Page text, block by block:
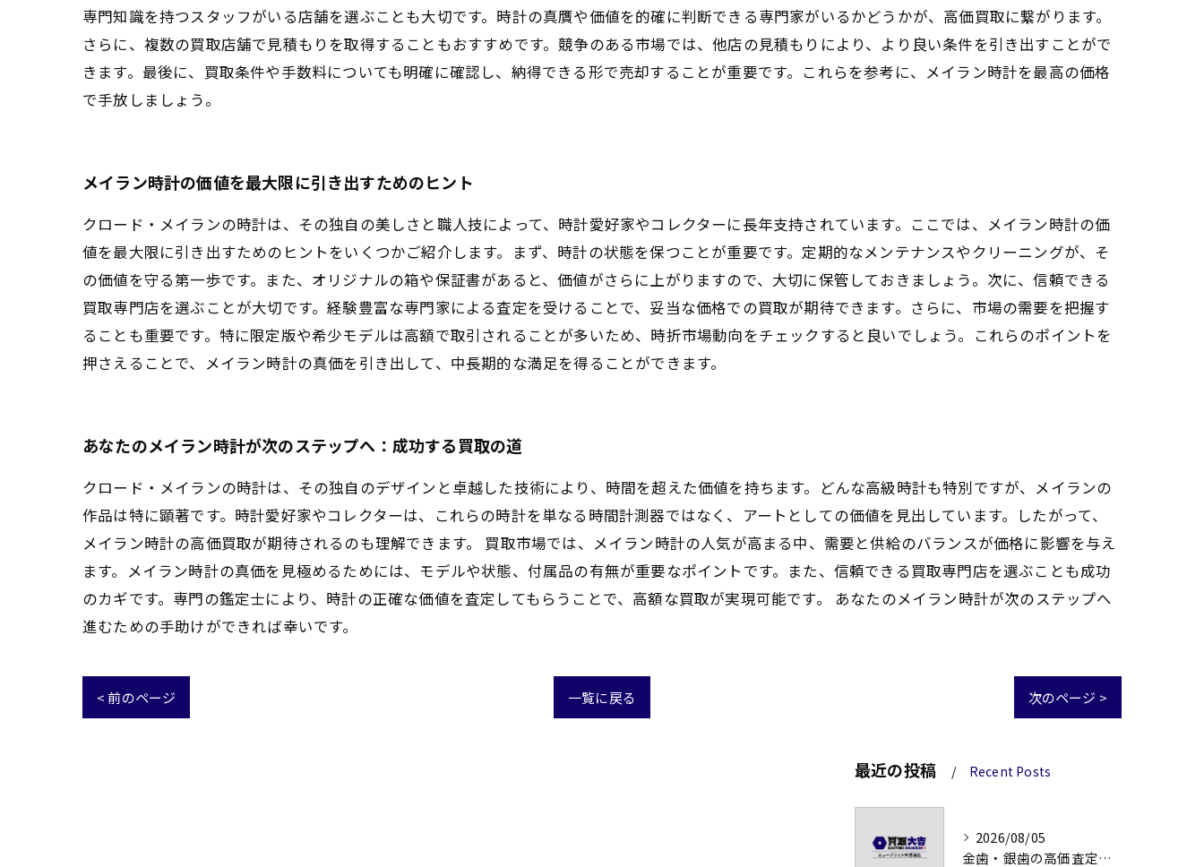
専門知識を持つスタッフがいる店舗を選ぶことも大切です。時計の真贋や価値を的確に判断できる専門家がいるかどうかが、高価買取に繋がります。
さらに、複数の買取店舗で見積もりを取得することもおすすめです。競争のある市場では、他店の見積もりにより、より良い条件を引き出すことがで
きます。最後に、買取条件や手数料についても明確に確認し、納得できる形で売却することが重要です。これらを参考に、メイラン時計を最高の価格
で手放しましょう。
メイラン時計の価値を最大限に引き出すためのヒント
クロード・メイランの時計は、その独自の美しさと職人技によって、時計愛好家やコレクターに長年支持されています。ここでは、メイラン時計の価
値を最大限に引き出すためのヒントをいくつかご紹介します。まず、時計の状態を保つことが重要です。定期的なメンテナンスやクリーニングが、そ
の価値を守る第一歩です。また、オリジナルの箱や保証書があると、価値がさらに上がりますので、大切に保管しておきましょう。次に、信頼できる
買取専門店を選ぶことが大切です。経験豊富な専門家による査定を受けることで、妥当な価格での買取が期待できます。さらに、市場の需要を把握す
ることも重要です。特に限定版や希少モデルは高額で取引されることが多いため、時折市場動向をチェックすると良いでしょう。これらのポイントを
押さえることで、メイラン時計の真価を引き出して、中長期的な満足を得ることができます。
あなたのメイラン時計が次のステップへ：成功する買取の道
クロード・メイランの時計は、その独自のデザインと卓越した技術により、時間を超えた価値を持ちます。どんな高級時計も特別ですが、メイランの
作品は特に顕著です。時計愛好家やコレクターは、これらの時計を単なる時間計測器ではなく、アートとしての価値を見出しています。したがって、
メイラン時計の高価買取が期待されるのも理解できます。 買取市場では、メイラン時計の人気が高まる中、需要と供給のバランスが価格に影響を与え
ます。メイラン時計の真価を見極めるためには、モデルや状態、付属品の有無が重要なポイントです。また、信頼できる買取専門店を選ぶことも成功
のカギです。専門の鑑定士により、時計の正確な価値を査定してもらうことで、高額な買取が実現可能です。 あなたのメイラン時計が次のステップへ
進むための手助けができれば幸いです。
< 前のページ 一覧に戻る 次のページ >
最近の投稿 Recent Posts
2026/08/05
金歯・銀歯の高価査定法徹底解説